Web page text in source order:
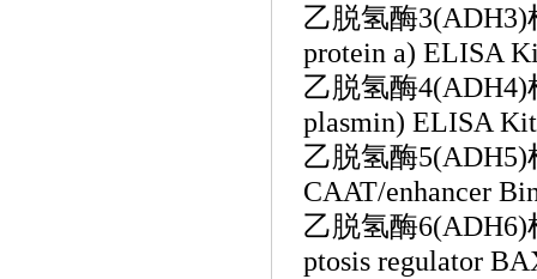
乙脱氢酶
protein a) ELISA
乙脱氢酶4(ADH4)
plasmin) ELISA
乙脱氢酶5(ADH5)
CAAT/enhancer
乙脱氢酶
ptosis regulator